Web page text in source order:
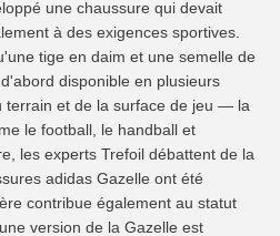
une chaussure qui devait
à des exigences sportives.
tige en daim et une semelle de
disponible en plusieurs
et de la surface de jeu — la
le football, le handball et
les experts Trefoil débattent de la
adidas Gazelle ont été
contribue également au statut
version de la Gazelle est